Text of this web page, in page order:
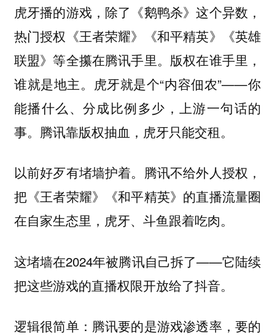
虎牙播的游戏，除了《鹅鸭杀》这个异数，
热门授权《王者荣耀》《和平精英》《英雄
联盟》等全攥在腾讯手里。版权在谁手里，
谁就是地主。虎牙就是个“内容佃农”——你
能播什么、分成比例多少，上游一句话的
事。腾讯靠版权抽血，虎牙只能交租。
以前好歹有堵墙护着。腾讯不给外人授权，
把《王者荣耀》《和平精英》的直播流量圈
在自家生态里，虎牙、斗鱼跟着吃肉。
这堵墙在2024年被腾讯自己拆了——它陆续
把这些游戏的直播权限开放给了抖音。
逻辑很简单：腾讯要的是游戏渗透率，要的